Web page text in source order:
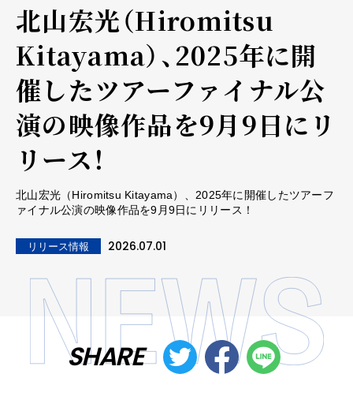
北山宏光（Hiromitsu
Kitayama）、2025年に開
催したツアーファイナル公
演の映像作品を9月9日にリ
リース！
北山宏光（Hiromitsu Kitayama）、2025年に開催したツアーフ
ァイナル公演の映像作品を9月9日にリリース！
リリース情報 2026.07.01
SHARE